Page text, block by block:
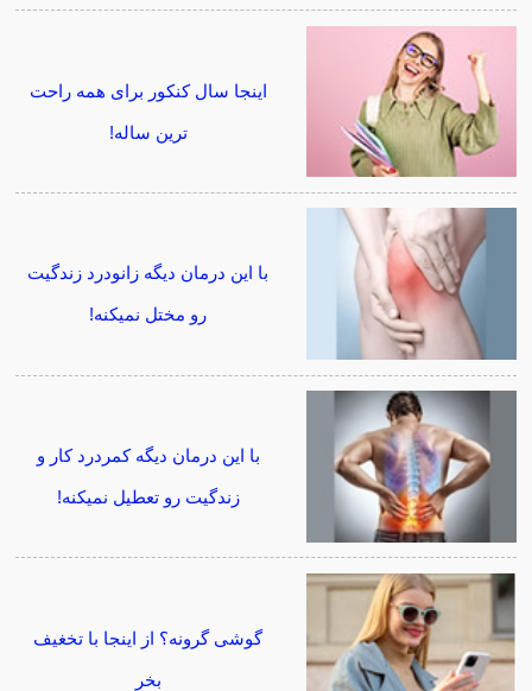
اینجا سال کنکور برای همه راحت
ترین ساله!
با این درمان دیگه زانودرد زندگیت
رو مختل نمیکنه!
با این درمان دیگه کمردرد کار و
زندگیت رو تعطیل نمیکنه!
گوشی گرونه؟ از اینجا با تخغیف
بخر